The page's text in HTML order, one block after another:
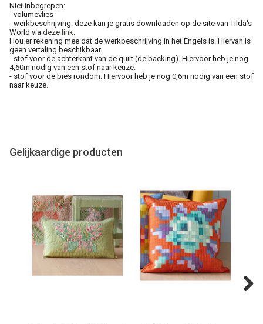
Niet inbegrepen:
- volumevlies
- werkbeschrijving: deze kan je gratis downloaden op de site van Tilda's
World via deze link
Hou er rekening mee dat de werkbeschrijving in het Engels is. Hiervan is
geen vertaling beschikbaar.
- stof voor de achterkant van de quilt (de backing). Hiervoor heb je nog
4,60m nodig van een stof naar keuze.
- stof voor de bies rondom. Hiervoor heb je nog 0,6m nodig van een stof
naar keuze.
Gelijkaardige producten